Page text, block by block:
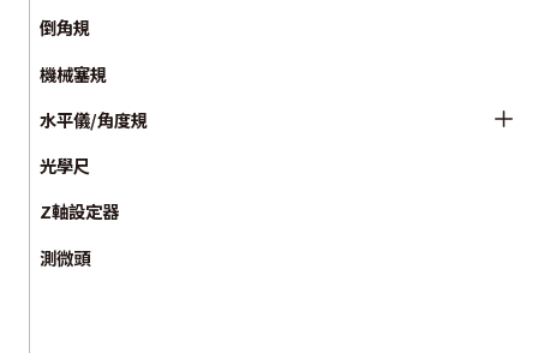
倒角規
機械塞規
水平儀/角度規
光學尺
Z軸設定器
測微頭